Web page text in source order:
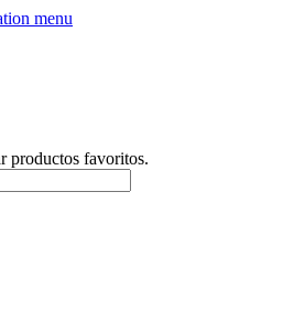
menu
productos favoritos.